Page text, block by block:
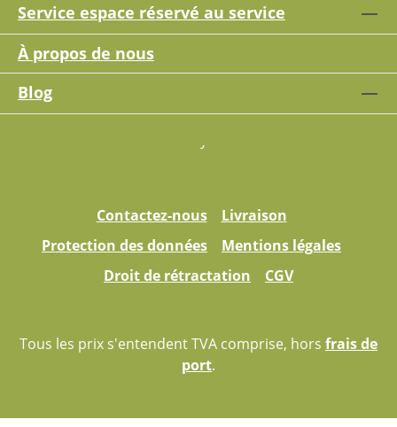
Service espace réservé au service
À propos de nous
Blog
Contactez-nous
Livraison
Protection des données
Mentions légales
Droit de rétractation
CGV
Tous les prix s'entendent TVA comprise, hors frais de
port.